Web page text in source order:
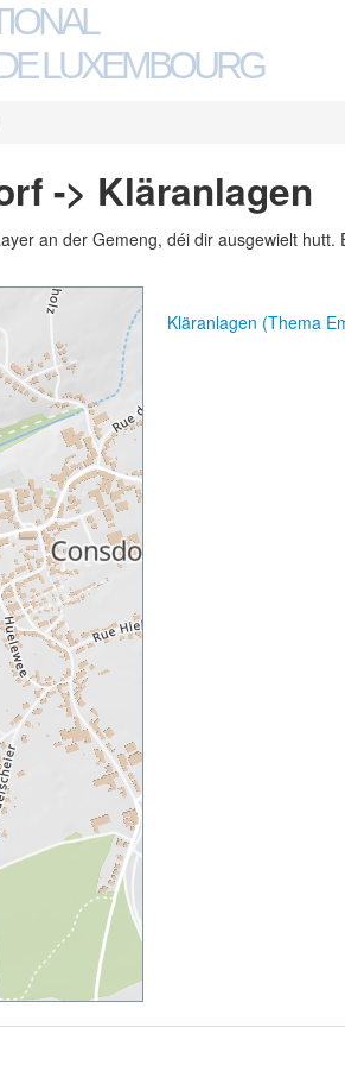
LUXEMBOURG
-> Kläranlagen
an der Gemeng, déi dir ausgewielt
Kläranlagen (Thema